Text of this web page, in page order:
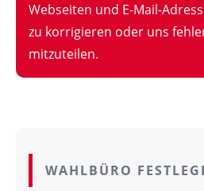
Webseiten und E-Mail-
zu korrigieren oder uns
mitzuteilen.
WAHLBÜRO